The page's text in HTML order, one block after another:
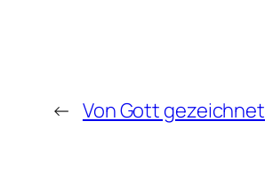
← Von Gott gezeichnet